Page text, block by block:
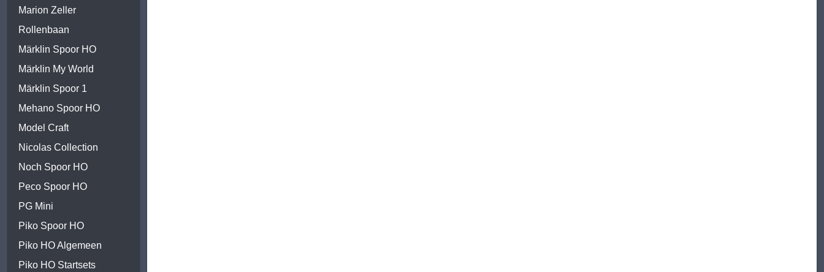
Marion Zeller
Rollenbaan
Märklin Spoor HO
Märklin My World
Märklin Spoor 1
Mehano Spoor HO
Model Craft
Nicolas Collection
Noch Spoor HO
Peco Spoor HO
PG Mini
Piko Spoor HO
Piko HO Algemeen
Piko HO Startsets